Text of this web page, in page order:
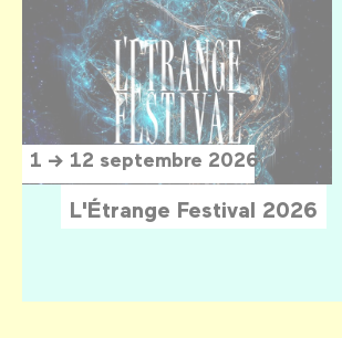
1 → 12 septembre 2026
L'Étrange Festival 2026